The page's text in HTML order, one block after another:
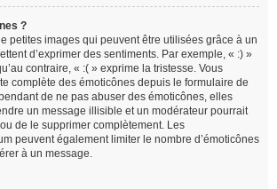
?
petites images qui peuvent être utilisées grâce à un
d’exprimer des sentiments. Par exemple, « :) »
contraire, « :( » exprime la tristesse. Vous
complète des émoticônes depuis le formulaire de
de ne pas abuser des émoticônes, elles
un message illisible et un modérateur pourrait
de le supprimer complètement. Les
peuvent également limiter le nombre d’émoticônes
à un message.